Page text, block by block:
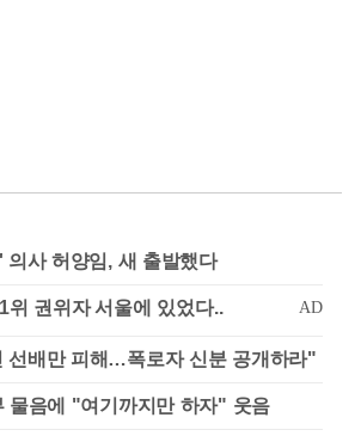
의사 허양임, 새 출발했다
선배만 피해…폭로자 신분 공개하라"
물음에 "여기까지만 하자" 웃음